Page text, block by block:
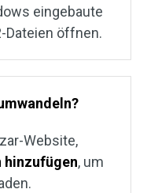
eingebaute
Dateien öffnen.
Website,
hinzufügen, um